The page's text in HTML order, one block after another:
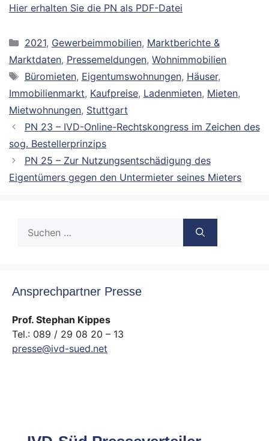
Hier erhalten Sie die PN als PDF-Datei
Kategorien
2021, Gewerbeimmobilien, Marktberichte &
Marktdaten, Pressemeldungen, Wohnimmobilien
Schlagwörter
Büromieten, Eigentumswohnungen, Häuser,
Immobilienmarkt, Kaufpreise, Ladenmieten, Mieten,
Mietwohnungen, Stuttgart
PN 23 – IVD-Online-Rechtskongress im Zeichen des
sog. Bestellerprinzips
PN 25 – Zur Nutzungsentschädigung des
Eigentümers gegen den Untermieter seines Mieters
nach:
Ansprechpartner Presse
Prof. Stephan Kippes
Tel.: 089 / 29 08 20 – 13
presse@ivd-sued.net